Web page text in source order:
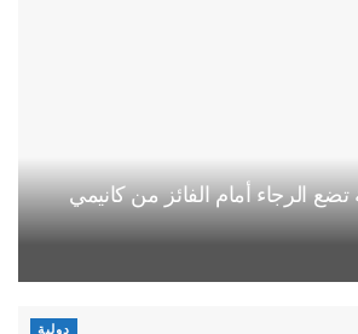
تضع الرجاء أمام الفائز من كانيمي
دولية